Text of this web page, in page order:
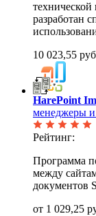
разработан
10 023,55
HarePoint
менеджеры и
Рейтинг:
Программа
между
документов
от 1 029,25